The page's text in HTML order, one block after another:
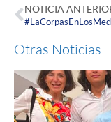
NOTICIA
Otras Noticias